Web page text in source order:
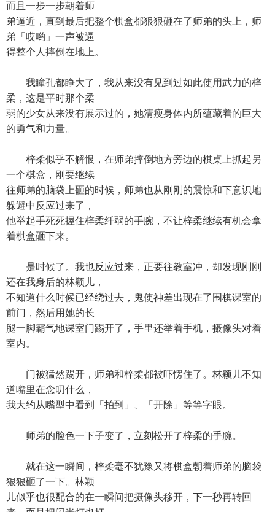
而且一步一步朝着师
弟逼近，直到最后把整个棋盒都狠狠砸在了师弟的头上，师
弟「哎哟」一声被逼
得整个人摔倒在地上。
我瞳孔都睁大了，我从来没有见到过如此使用武力的梓
柔，这是平时那个柔
弱的少女从来没有展示过的，她清瘦身体内所蕴藏着的巨大
的勇气和力量。
梓柔似乎不解恨，在师弟摔倒地方旁边的棋桌上抓起另
一个棋盒，刚要继续
往师弟的脑袋上砸的时候，师弟也从刚刚的震惊和下意识地
躲避中反应过来了，
他举起手死死握住梓柔纤弱的手腕，不让梓柔继续有机会拿
着棋盒砸下来。
是时候了。我也反应过来，正要往教室冲，却发现刚刚
还在我身后的林颖儿，
不知道什么时候已经绕过去，鬼使神差出现在了围棋课室的
前门，然后用她的长
腿一脚霸气地课室门踢开了，手里还举着手机，摄像头对着
室内。
门被猛然踢开，师弟和梓柔都被吓愣住了。林颖儿不知
道嘴里在念叨什么，
我大约从嘴型中看到「拍到」、「开除」等等字眼。
师弟的脸色一下子变了，立刻松开了梓柔的手腕。
就在这一瞬间，梓柔毫不犹豫又将棋盒朝着师弟的脑袋
狠狠砸了一下。林颖
儿似乎也很配合的在一瞬间把摄像头移开，下一秒再转回